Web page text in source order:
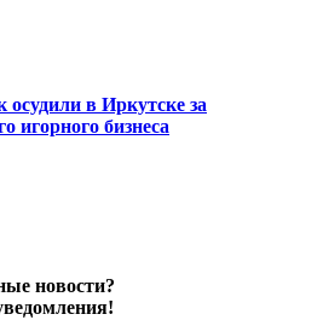
осудили в Иркутске за
игорного бизнеса
новости?